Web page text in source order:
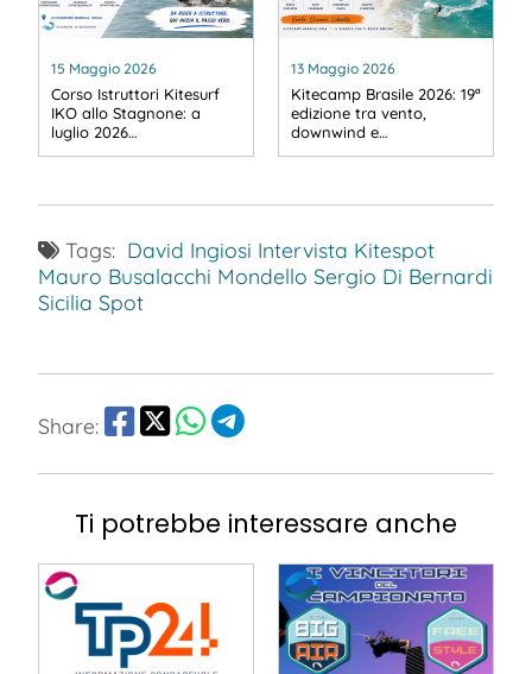
15 Maggio 2026
Corso Istruttori Kitesurf
IKO allo Stagnone: a
luglio 2026…
13 Maggio 2026
Kitecamp Brasile 2026: 19ª
edizione tra vento,
downwind e…
Tags: David Ingiosi Intervista Kitespot
Mauro Busalacchi Mondello Sergio Di Bernardi
Sicilia Spot
Share:
Ti potrebbe interessare anche